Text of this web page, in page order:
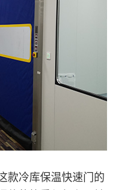
冷库保温快速门的